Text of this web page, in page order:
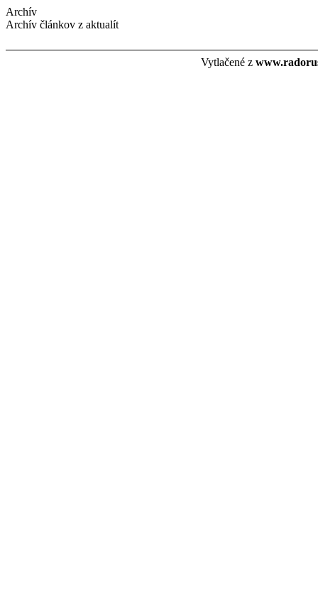
Archív
Archív článkov z aktualít
Vytlačené z